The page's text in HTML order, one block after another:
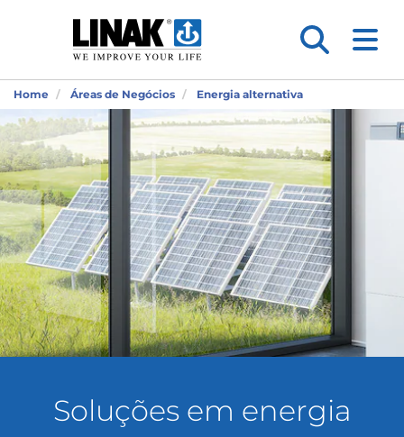
Home Áreas de Negócios Energia alternativa
Soluções em energia